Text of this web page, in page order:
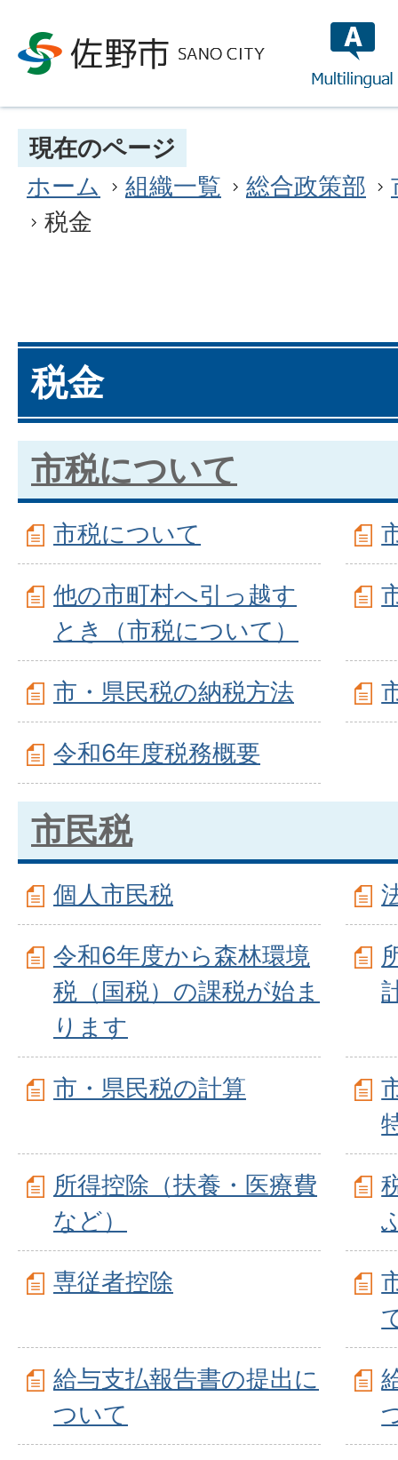
現在のページ
ホーム
組織一覧 総合政策部
税金
税金
市税について
市税について
他の市町村へ引っ越す
とき（市税について）
市・県民税の納税方法
令和6年度税務概要
市民税
個人市民税
令和6年度から森林環境
税（国税）の課税が始ま
ります
市・県民税の計算
所得控除（扶養・医療費
など）
専従者控除
給与支払報告書の提出に
ついて